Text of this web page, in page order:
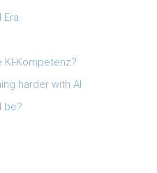
Kompetenz?
harder with AI
be?